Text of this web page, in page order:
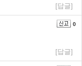
[답글]
0
[답글]